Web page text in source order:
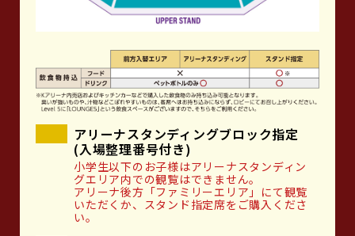
アリーナスタンディングブロック指定
(入場整理番号付き)
小学生以下のお子様はアリーナスタンディン
グエリア内での観覧はできません。
アリーナ後方「ファミリーエリア」にて観覧
いただくか、スタンド指定席をご購入くださ
い。